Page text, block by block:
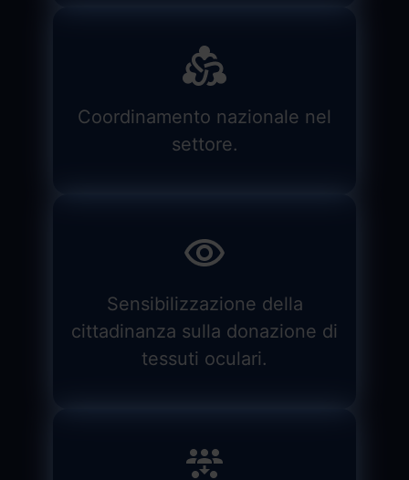
Coordinamento nazionale nel
settore.
Sensibilizzazione della
cittadinanza sulla donazione di
tessuti oculari.